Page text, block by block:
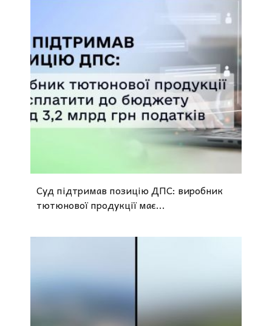
Суд підтримав позицію ДПС: виробник
тютюнової продукції має...